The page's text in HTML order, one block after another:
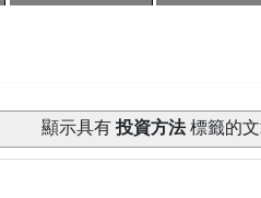
顯示具有 投資方法標籤的文